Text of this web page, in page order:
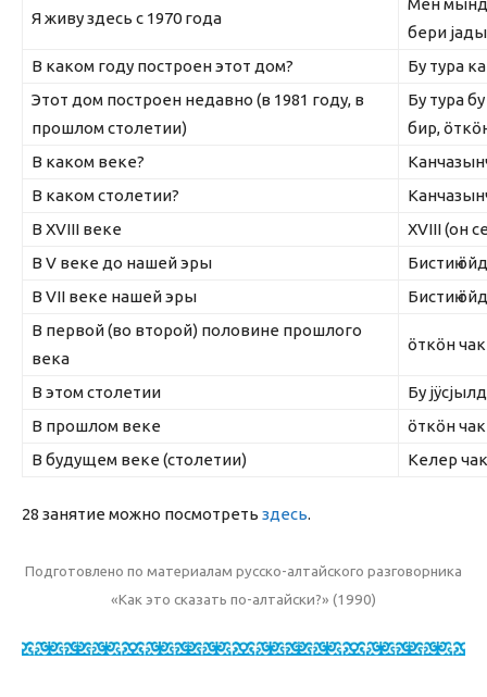
Я живу здесь с 1970 года
Мен мында
бери
В каком году построен этот дом?
Бу тура
Этот дом построен недавно (в 1981 году, в
прошлом столетии)
Бу тура
бир,
В каком веке?
В каком столетии?
В XVIII веке
XVIII (он
В V веке до нашей эры
Бистиҥ
В VII веке нашей эры
Бистиҥ
В первой (во второй) половине прошлого
века
ӧткӧн
В этом столетии
Бу
В прошлом веке
ӧткӧн
В будущем веке (столетии)
Келер
28 занятие можно посмотреть здесь.
Подготовлено по материалам русско-алтайского разговорника
«Как это сказать по-алтайски?» (1990)